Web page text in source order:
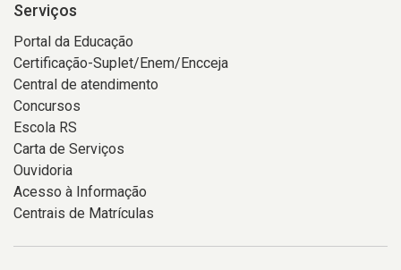
Serviços
Portal da Educação
Certificação-Suplet/Enem/Encceja
Central de atendimento
Concursos
Escola RS
Carta de Serviços
Ouvidoria
Acesso à Informação
Centrais de Matrículas